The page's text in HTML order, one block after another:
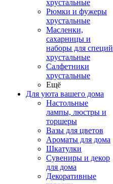
хрустальные
Рюмки и фужеры
хрустальные
Масленки,
сахарницы и
наборы для специй
хрустальные
Салфетники
хрустальные
Ещё
Для уюта вашего дома
Настольные
лампы, люстры и
торшеры
Вазы для цветов
Ароматы для дома
Шкатулки
Сувениры и декор
для дома
Декоративные